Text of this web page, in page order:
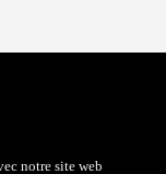
notre site web